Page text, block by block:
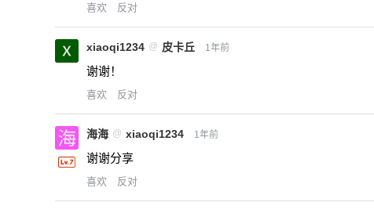
喜欢 反对
xiaoqi1234 @ 皮卡丘 1年前
谢谢！
喜欢 反对
海海 @ xiaoqi1234 1年前
谢谢分享
喜欢 反对